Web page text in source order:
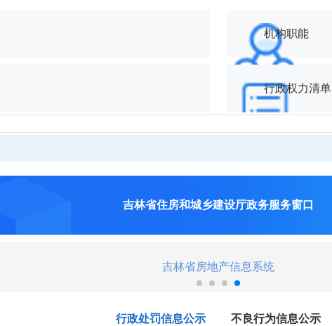
机构职能
行政权力清单
吉林省住房和城乡建设厅政务服务窗口
行政处罚信息公示 不良行为信息公示